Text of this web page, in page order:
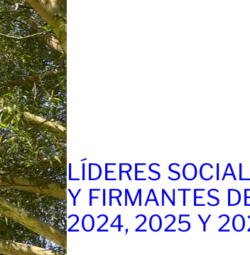
LÍDERES
Y FIRMANTES
2024, 2025 Y